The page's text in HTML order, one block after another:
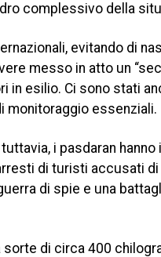
complessivo della
evitando di
messo in atto un
in esilio. Ci sono stati
monitoraggio essenziali.
i pasdaran
di turisti accusati
di spie e una
sorte di circa 400